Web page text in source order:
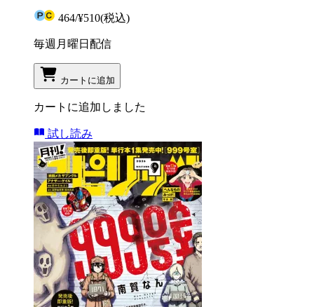
464/¥510(税込)
毎週月曜日配信
カートに追加
カートに追加しました
試し読み